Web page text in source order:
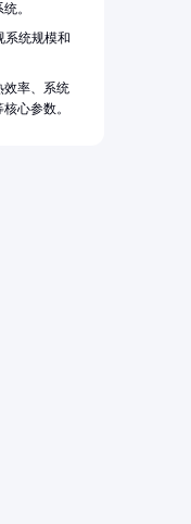
。
系统规模和
效率、系统
心参数。